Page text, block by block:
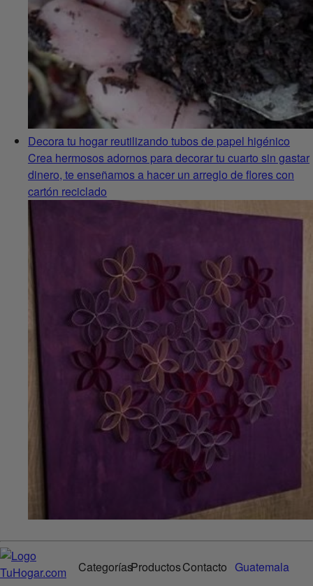
Decora tu hogar reutilizando tubos de papel higénico
Crea hermosos adornos para decorar tu cuarto sin gastar
dinero, te enseñamos a hacer un arreglo de flores con
cartón reciclado
CategoríasProductosContacto Guatemala